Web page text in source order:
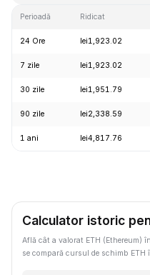
Perioadă Ridicat
24 Ore lei1,923.02
7 zile lei1,923.02
30 zile lei1,951.79
90 zile lei2,338.59
1 ani lei4,817.76
Calculator istoric
Află cât a valorat ETH (Ethereum)
se compară cursul de schimb ETH